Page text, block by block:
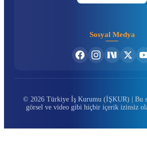
Sosyal Medya
© 2026 Türkiye İş Kurumu (İŞKUR) | Bu
görsel ve video gibi hiçbir içerik izinsiz